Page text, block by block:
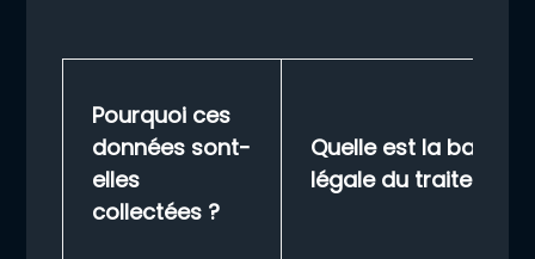
Pourquoi ces
données sont-
elles
collectées ?
Quelle est la base
légale du traitement